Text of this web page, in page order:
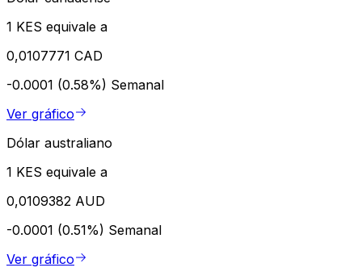
1 KES equivale a
0,0107771 CAD
-0.0001 (0.58%) Semanal
Ver gráfico
Dólar australiano
1 KES equivale a
0,0109382 AUD
-0.0001 (0.51%) Semanal
Ver gráfico